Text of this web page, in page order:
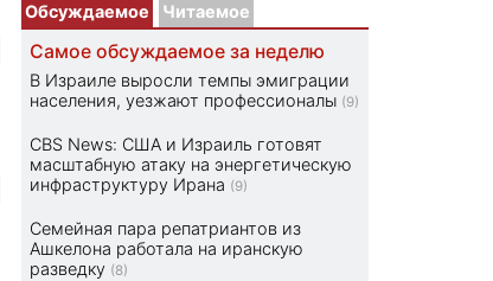
Обсуждаемое Читаемое
Самое обсуждаемое за неделю
В Израиле выросли темпы эмиграции
населения, уезжают профессионалы (9)
CBS News: США и Израиль готовят
масштабную атаку на энергетическую
инфраструктуру Ирана (9)
Семейная пара репатриантов из
Ашкелона работала на иранскую
разведку (8)